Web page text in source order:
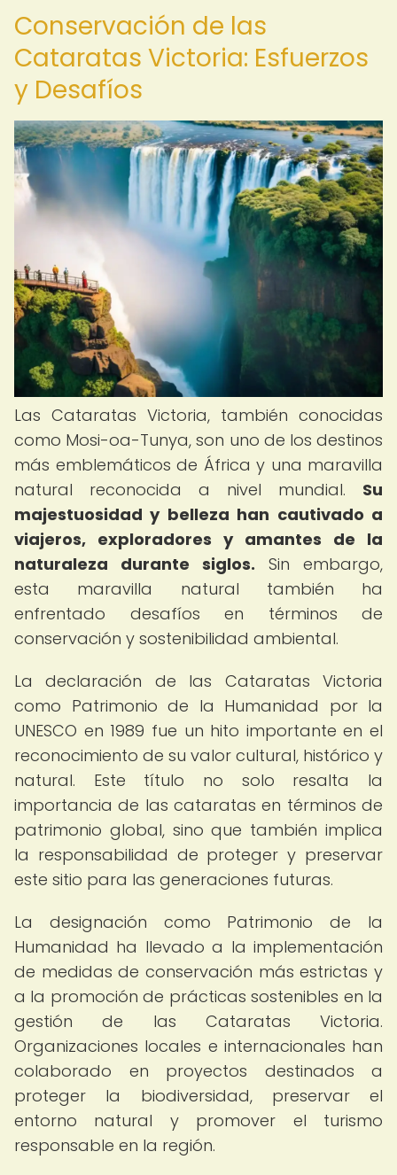
Conservación de las
Cataratas Victoria: Esfuerzos
y Desafíos
Las Cataratas Victoria, también conocidas
como Mosi-oa-Tunya, son uno de los destinos
más emblemáticos de África y una maravilla
natural reconocida a nivel mundial. Su
majestuosidad y belleza han cautivado a
viajeros, exploradores y amantes de la
naturaleza durante siglos. Sin embargo,
esta maravilla natural también ha
enfrentado desafíos en términos de
conservación y sostenibilidad ambiental.
La declaración de las Cataratas Victoria
como Patrimonio de la Humanidad por la
UNESCO en 1989 fue un hito importante en el
reconocimiento de su valor cultural, histórico y
natural. Este título no solo resalta la
importancia de las cataratas en términos de
patrimonio global, sino que también implica
la responsabilidad de proteger y preservar
este sitio para las generaciones futuras.
La designación como Patrimonio de la
Humanidad ha llevado a la implementación
de medidas de conservación más estrictas y
a la promoción de prácticas sostenibles en la
gestión de las Cataratas Victoria.
Organizaciones locales e internacionales han
colaborado en proyectos destinados a
proteger la biodiversidad, preservar el
entorno natural y promover el turismo
responsable en la región.